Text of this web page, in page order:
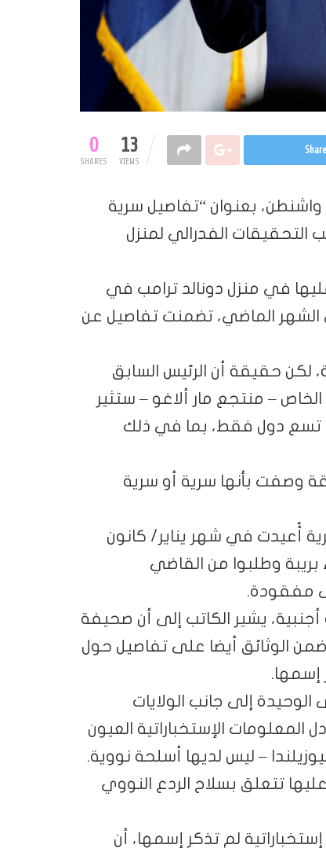
0
SHARES 13
VIEWS
واشنطن، بعنوان “تفاصيل سرية
الفدرالي لمنزل
عليها في منزل دونالد ترامب في
الشهر الماضي، تضمنت تفاصيل عن
لكن حقيقة أن الرئيس السابق
من 18 شهرا في منزله الخاص – منتجع مار ألاغو – ستثير
تسع دول فقط، بما في ذلك
أنه عُثر أيضا، على أكثر من 100 وثيقة وصفت بأنها سرية أو سرية
أُعيدت في شهر يناير/ كانون
بريبة وطلبوا من القاضي
مفقودة.
يشير الكاتب إلى أن صحيفة
الوثائق أيضا على تفاصيل حول
إسمها.
الوحيدة إلى جانب الولايات
الإستخباراتية العيون
– ليس لديها أسلحة نووية.
تتعلق بسلاح الردع النووي
لم تذكر إسمها، أن